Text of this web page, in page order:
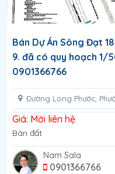
Bán Dự Án Sông Đạt
9. đã có quy hoạch 1/
0901366766
Đường Long Phước,
Giá: Mời liên hệ
Bán đất
Nam Sala
0901366766